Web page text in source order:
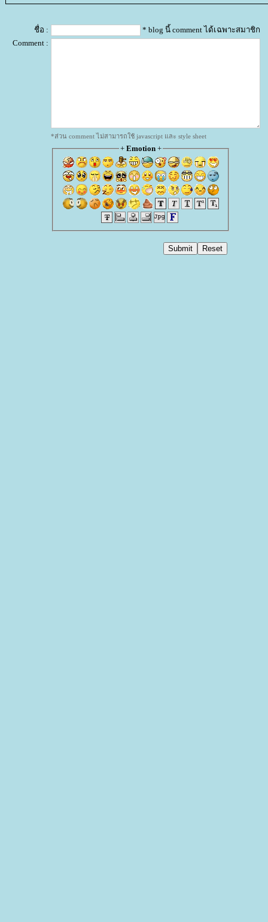
ชื่อ :
* blog นี้ comment ได้เฉพาะสมาชิก
Comment :
*ส่วน comment ไม่สามารถใช้ javascript และ style sheet
+ Emotion+